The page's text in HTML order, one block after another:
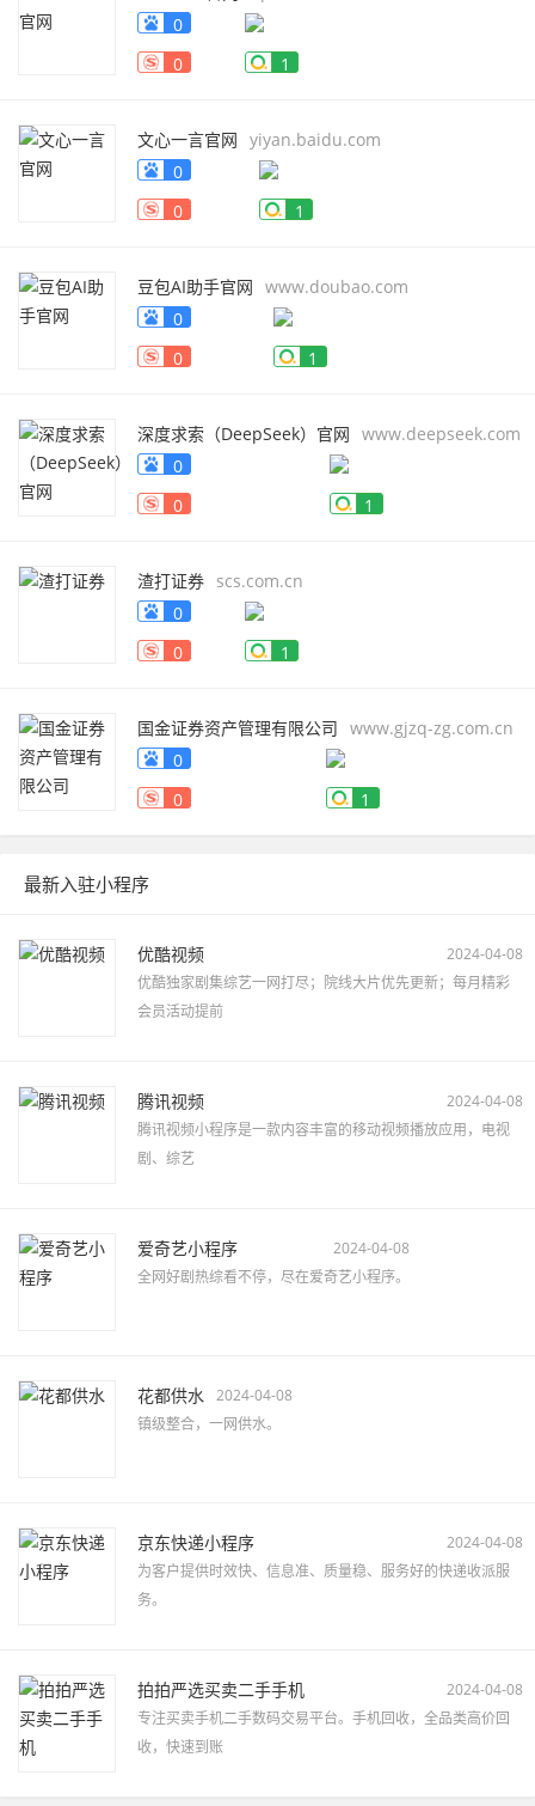
0
0
1
文心一言官网 yiyan.baidu.com
0
0
1
豆包AI助手官网 www.doubao.com
0
0
1
深度求索（DeepSeek）官网 www.deepseek.com
0
0
1
渣打证券 scs.com.cn
0
0
1
国金证券资产管理有限公司 www.gjzq-zg.com.cn
0
0
1
最新入驻小程序
优酷视频
2024-04-08
优酷独家剧集综艺一网打尽；院线大片优先更新；每月精彩
会员活动提前
腾讯视频
2024-04-08
腾讯视频小程序是一款内容丰富的移动视频播放应用，电视
剧、综艺
爱奇艺小程序
2024-04-08
全网好剧热综看不停，尽在爱奇艺小程序。
花都供水
2024-04-08
镇级整合，一网供水。
京东快递小程序
2024-04-08
为客户提供时效快、信息准、质量稳、服务好的快递收派服
务。
拍拍严选买卖二手手机
2024-04-08
专注买卖手机二手数码交易平台。手机回收，全品类高价回
收，快速到账